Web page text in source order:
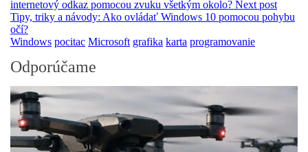
internetový odkaz pomocou zvuku všetkým okolo? Next post
Tipy, triky a návody: Ako ovládať Windows 10 pomocou pohybu
očí?
Windows pocitac Microsoft grafika karta programovanie
Odporúčame